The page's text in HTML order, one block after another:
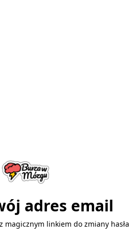
adres email
magicznym linkiem do zmiany hasła